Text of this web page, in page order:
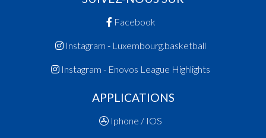
Facebook
Instagram - Luxembourg.basketball
Instagram - Enovos League Highlights
APPLICATIONS
Iphone / IOS